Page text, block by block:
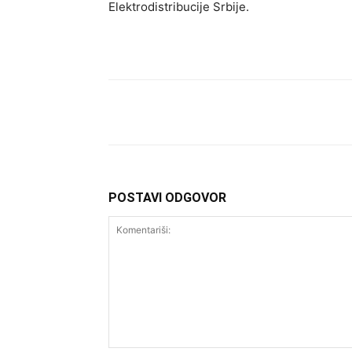
Elektrodistribucije Srbije.
POSTAVI ODGOVOR